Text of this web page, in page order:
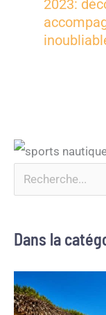
2023:
Dans la